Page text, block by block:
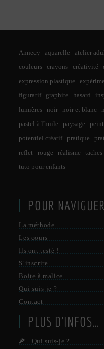
Annecy aquarelle atelier
couleurs
crayons créativité
expression plastique
figuratif
graphite hasard
lumières
noir noir et blanc
pastel à l'huile
paysage
potentiel créatif
pratique
reflet
rouge réalisme taches
tuto pour enfants
POUR
La méthode
Les cours
Ils ont testé !
S’inscrire
Boite à malice
Qui suis-je ?
Contact
PLUS D’INFOS…
Qui suis-je ?